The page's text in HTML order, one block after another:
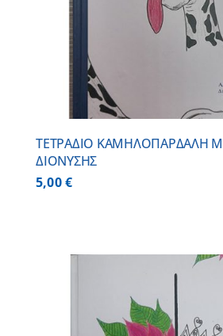
ΤΕΤΡΑΔΙΟ ΚΑΜΗΛΟΠΑΡΔΑΛΗ
ΔΙΟΝΥΣΗΣ
5,00€